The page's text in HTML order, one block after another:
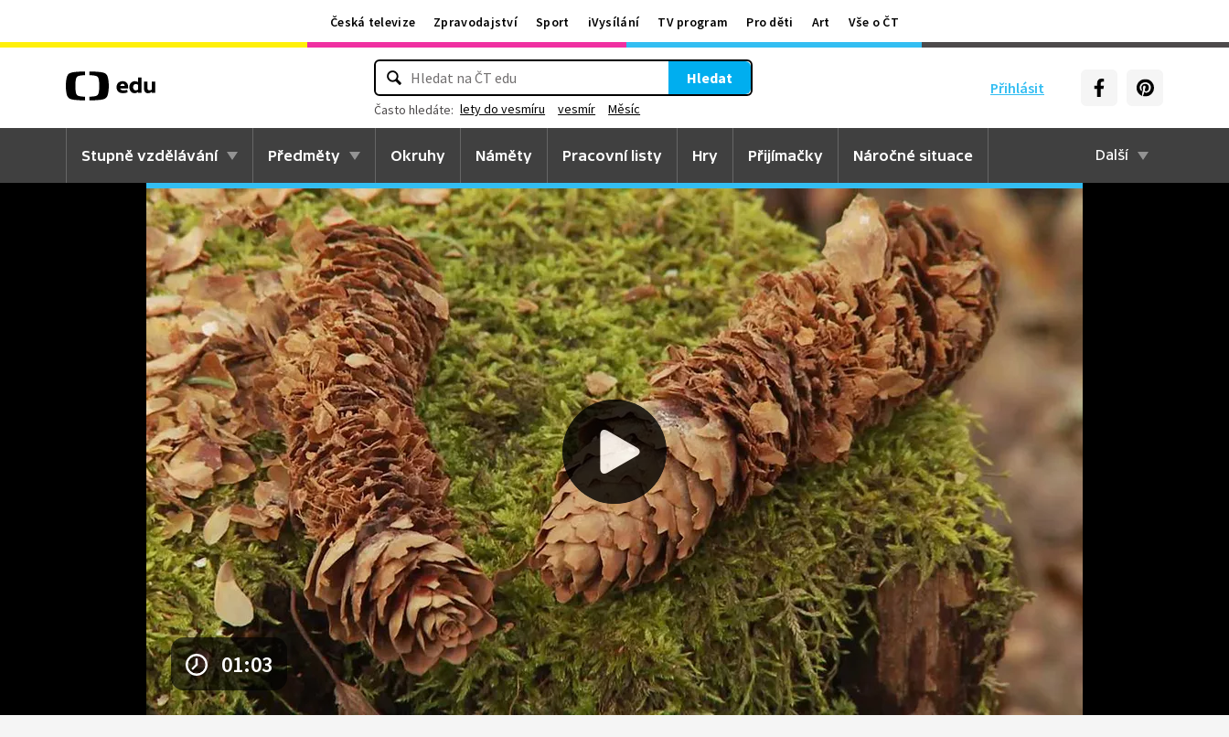
Česká televize Zpravodajství Sport iVysílání TV program Pro děti Art Vše o ČT
Přihlásit
Hledat
Často hledáte: lety do vesmíru vesmír Měsíc
Stupně vzdělávání Předměty Okruhy Náměty Pracovní listy Hry Přijímačky Náročné situace Další
01:03